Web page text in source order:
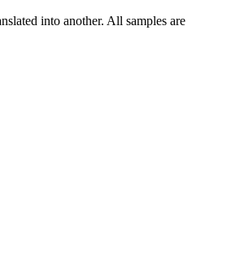
into another. All samples are